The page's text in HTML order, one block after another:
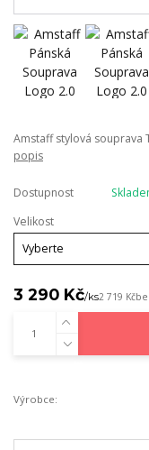
Amstaff stylová souprava
popis
Dostupnost
Velikost
3 290 Kč/ks2 719 Kč
Výrobce: